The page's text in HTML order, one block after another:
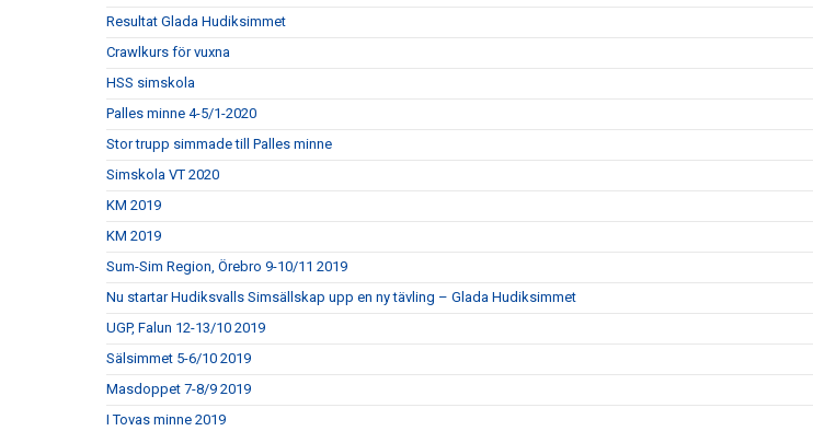
Resultat Glada Hudiksimmet
Crawlkurs för vuxna
HSS simskola
Palles minne 4-5/1-2020
Stor trupp simmade till Palles minne
Simskola VT 2020
KM 2019
KM 2019
Sum-Sim Region, Örebro 9-10/11 2019
Nu startar Hudiksvalls Simsällskap upp en ny tävling – Glada Hudiksimmet
UGP, Falun 12-13/10 2019
Sälsimmet 5-6/10 2019
Masdoppet 7-8/9 2019
I Tovas minne 2019